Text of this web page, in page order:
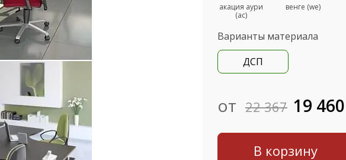
акация аури
(ас)
венге (we)
Варианты материала
ДСП
от 22 367 19 460
В корзину